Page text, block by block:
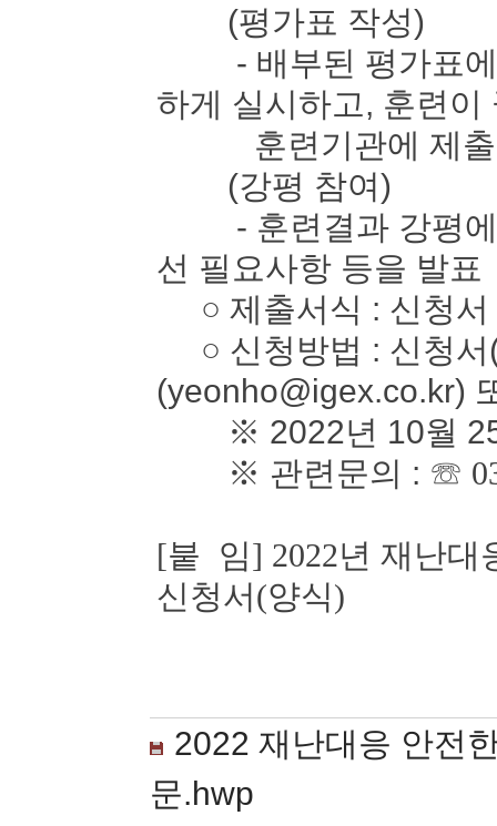
(평가표 작성)
- 배부된 평가표에
하게 실시하고, 훈련이
훈련기관에 제출
(강평 참여)
- 훈련결과 강평에
선 필요사항 등을 발표
○ 제출서식 : 신청서
○ 신청방법 : 신청서
(yeonho@igex.co.kr)
※ 2022년 10월 25
※ 관련문의 : ☏
[붙 임] 2022년 재난대
신청서(양식)
2022 재난대응 안전
문.hwp